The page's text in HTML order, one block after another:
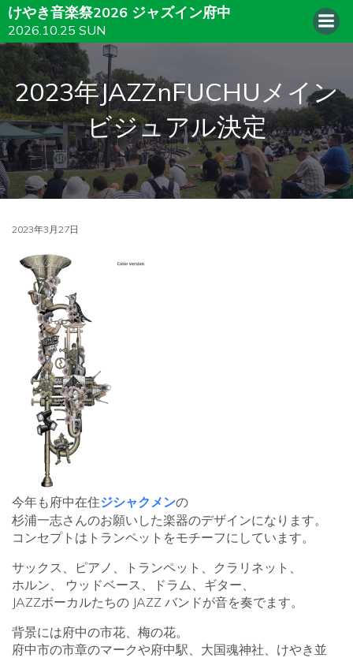
けやき音楽祭2026 ジャズイン府中
2026.10.25 SUN
2023年JAZZnFUCHUメイン
ビジュアル決定
2023年3月27日
今年も府中在住ジシャクメンの
杉浦一志さんのお願いした楽器のデザインになります。
コンセプトはトランペットをモチーフにしています。
サックス、ピアノ、トランペット、クラリネット、
ホルン、 ウッドベース、ドラム、ギター、
JAZZボーカルたちの JAZZ バンドが音を奏でます。
背景には府中の市花、梅の花。
府中市の市章のマークや府中駅、大国魂神社、けやき並